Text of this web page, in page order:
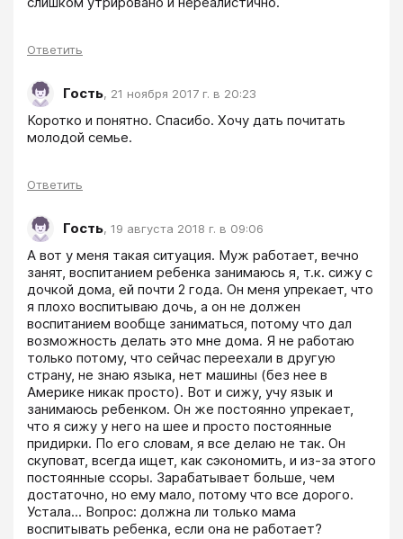
Ответить
Гость, 21 ноября 2017 г. в 20:23
Коротко и понятно. Спасибо. Хочу дать почитать
молодой семье.
Ответить
Гость, 19 августа 2018 г. в 09:06
А вот у меня такая ситуация. Муж работает, вечно
занят, воспитанием ребенка занимаюсь я, т.к. сижу с
дочкой дома, ей почти 2 года. Он меня упрекает, что
я плохо воспитываю дочь, а он не должен
воспитанием вообще заниматься, потому что дал
возможность делать это мне дома. Я не работаю
только потому, что сейчас переехали в другую
страну, не знаю языка, нет машины (без нее в
Америке никак просто). Вот и сижу, учу язык и
занимаюсь ребенком. Он же постоянно упрекает,
что я сижу у него на шее и просто постоянные
придирки. По его словам, я все делаю не так. Он
скуповат, всегда ищет, как сэкономить, и из-за этого
постоянные ссоры. Зарабатывает больше, чем
достаточно, но ему мало, потому что все дорого.
Устала... Вопрос: должна ли только мама
воспитывать ребенка, если она не работает?